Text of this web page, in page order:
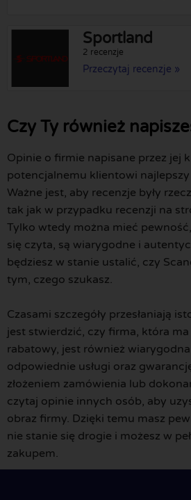
Sportland
2 recenzje
Przeczytaj recenzje »
Czy Ty również
Opinie o firmie napisane przez jej
potencjalnemu klientowi
Ważne jest, aby recenzje były
tak jak w przypadku recenzji na
Tylko wtedy można mieć
się czyta, są wiarygodne i
będziesz w stanie ustalić, czy
tym, czego szukasz.
Czasami szczegóły przesłaniają
jest stwierdzić, czy firma, która
rabatowy, jest również
odpowiednie usługi oraz
złożeniem zamówienia lub
czytaj opinie innych osób, aby
obraz firmy. Dzięki temu masz
nie stanie się drogie i możesz w
zakupem.